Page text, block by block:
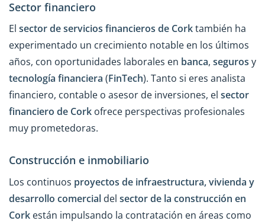
Sector financiero
El sector de servicios financieros de Corktambién ha
experimentado un crecimiento notable en los últimos
años, con oportunidades laborales en banca, seguros y
tecnología financiera (FinTech). Tanto si eres analista
financiero, contable o asesor de inversiones, el sector
financiero de Cork ofrece perspectivas profesionales
muy prometedoras.
Construcción e inmobiliario
Los continuos proyectos de infraestructura, vivienda y
desarrollo comercial del sector de la construcción en
Cork están impulsando la contratación en áreas como